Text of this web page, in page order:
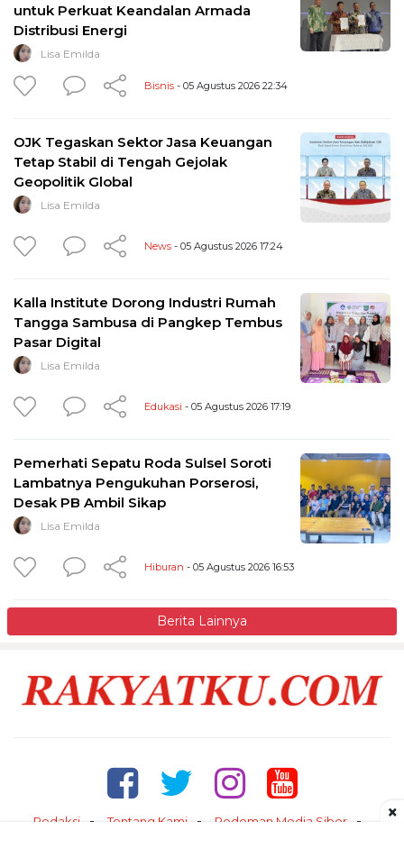
untuk Perkuat Keandalan Armada
Distribusi Energi
Lisa Emilda
Bisnis - 05 Agustus 2026 22:34
OJK Tegaskan Sektor Jasa Keuangan
Tetap Stabil di Tengah Gejolak
Geopolitik Global
Lisa Emilda
News - 05 Agustus 2026 17:24
Kalla Institute Dorong Industri Rumah
Tangga Sambusa di Pangkep Tembus
Pasar Digital
Lisa Emilda
Edukasi - 05 Agustus 2026 17:19
Pemerhati Sepatu Roda Sulsel Soroti
Lambatnya Pengukuhan Porserosi,
Desak PB Ambil Sikap
Lisa Emilda
Hiburan - 05 Agustus 2026 16:53
Berita Lainnya
Redaksi Tentang Kami
Pedoman Media Siber
×